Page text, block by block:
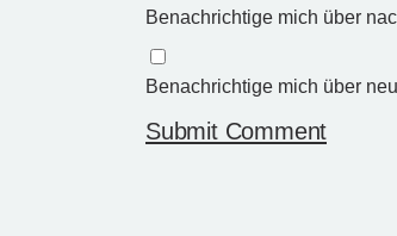
Benachrichtige mich über
Benachrichtige mich über
Submit Comment